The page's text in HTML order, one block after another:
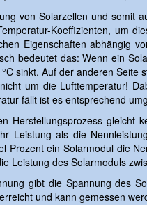
von Solarzellen und somit
Koeffizienten, um
Eigenschaften abhängig
bedeutet das: Wenn ein
sinkt. Auf der anderen
um die Lufttemperatur!
fällt ist es entsprechend
Herstellungsprozess gleicht
Leistung als die
Prozent ein Solarmodul die
Leistung des Solarmoduls
gibt die Spannung des
und kann gemessen